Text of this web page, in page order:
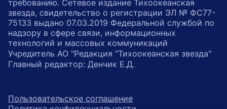
требованию. Сетевое издание Тихоокеанская
звезда, свидетельство о регистрации ЭЛ № ФС77-
75133 выдано 07.03.2019 Федеральной службой по
надзору в сфере связи, информационных
технологий и массовых коммуникаций
Учредитель АО "Редакция "Тихоокеанская звезда"
Главный редактор: Денчик Е.Д.
Пользовательское соглашение